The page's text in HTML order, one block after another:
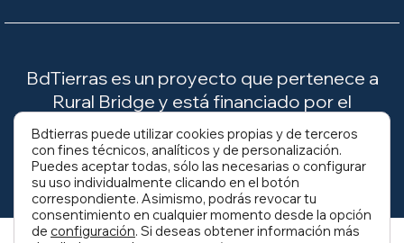
BdTierras es un proyecto que pertenece a
Rural Bridge y está financiado por el
Ministerio para la Transición Ecológica y el
Reto Demográfico (MITECO).
Bdtierras puede utilizar cookies propias y de terceros
con fines técnicos, analíticos y de personalización.
Puedes aceptar todas, sólo las necesarias o configurar
su uso individualmente clicando en el botón
correspondiente. Asimismo, podrás revocar tu
consentimiento en cualquier momento desde la opción
de configuración. Si deseas obtener información más